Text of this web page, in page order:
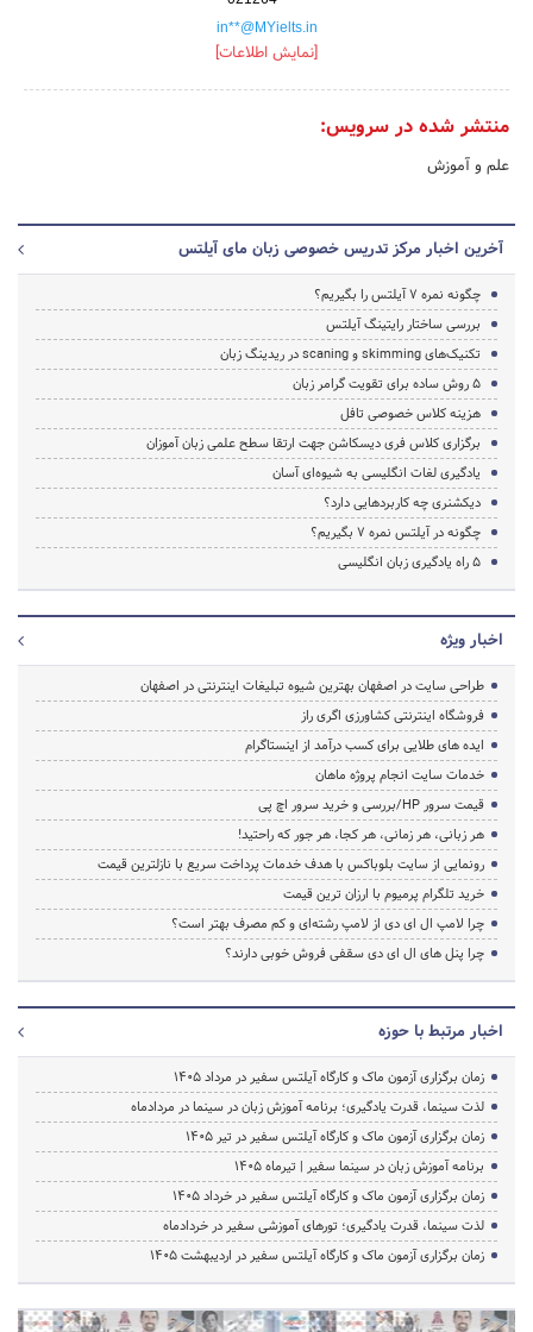
in**@MYielts.in
[نمایش اطلاعات]
منتشر شده در سرویس:
علم و آموزش
آخرین اخبار مرکز تدریس خصوصی زبان مای آیلتس
چگونه نمره 7 آیلتس را بگیریم؟
بررسی ساختار رایتینگ آیلتس
تکنیک‌های skimming و scaning در ریدینگ زبان
5 روش ساده برای تقویت گرامر زبان
هزینه کلاس خصوصی تافل
برگزاری کلاس فری دیسکاشن جهت ارتقا سطح علمی زبان آموزان
یادگیری لغات انگلیسی به شیوه‌ای آسان
دیکشنری چه کاربردهایی دارد؟
چگونه در آیلتس نمره 7 بگیریم؟
5 راه یادگیری زبان انگلیسی
اخبار ویژه
طراحی سایت در اصفهان بهترین شیوه تبلیغات اینترنتی در اصفهان
فروشگاه اینترنتی کشاورزی اگری راز
ایده های طلایی برای کسب درآمد از اینستاگرام
خدمات سایت انجام پروژه ماهان
قیمت سرور HP/بررسی و خرید سرور اچ پی
هر زبانی، هر زمانی، هر کجا، هر جور که راحتید!
رونمایی از سایت بلوباکس با هدف خدمات پرداخت سریع با نازلترین قیمت
خرید تلگرام پرمیوم با ارزان ترین قیمت
چرا لامپ ال ای دی از لامپ رشته‌ای و کم مصرف بهتر است؟
چرا پنل های ال ای دی سقفی فروش خوبی دارند؟
اخبار مرتبط با حوزه
زمان برگزاری آزمون ماک و کارگاه آیلتس سفیر در مرداد 1405
لذت سینما، قدرت یادگیری؛ برنامه آموزش زبان در سینما در مردادماه
زمان برگزاری آزمون ماک و کارگاه آیلتس سفیر در تیر 1405
برنامه آموزش زبان در سینما سفیر | تیرماه ۱۴۰۵
زمان برگزاری آزمون ماک و کارگاه آیلتس سفیر در خرداد 1405
لذت سینما، قدرت یادگیری؛ تورهای آموزشی سفیر در خردادماه
زمان برگزاری آزمون ماک و کارگاه آیلتس سفیر در اردیبهشت 1405